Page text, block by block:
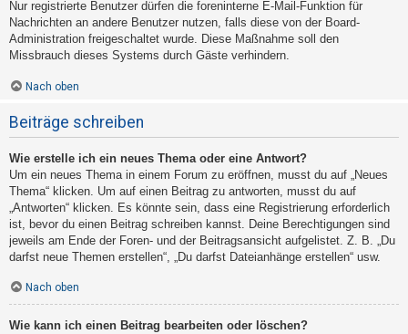
Nur registrierte Benutzer dürfen die foreninterne E-Mail-Funktion für
Nachrichten an andere Benutzer nutzen, falls diese von der Board-
Administration freigeschaltet wurde. Diese Maßnahme soll den
Missbrauch dieses Systems durch Gäste verhindern.
Nach oben
Beiträge schreiben
Wie erstelle ich ein neues Thema oder eine Antwort?
Um ein neues Thema in einem Forum zu eröffnen, musst du auf „Neues
Thema“ klicken. Um auf einen Beitrag zu antworten, musst du auf
„Antworten“ klicken. Es könnte sein, dass eine Registrierung erforderlich
ist, bevor du einen Beitrag schreiben kannst. Deine Berechtigungen sind
jeweils am Ende der Foren- und der Beitragsansicht aufgelistet. Z. B. „Du
darfst neue Themen erstellen“, „Du darfst Dateianhänge erstellen“ usw.
Nach oben
Wie kann ich einen Beitrag bearbeiten oder löschen?